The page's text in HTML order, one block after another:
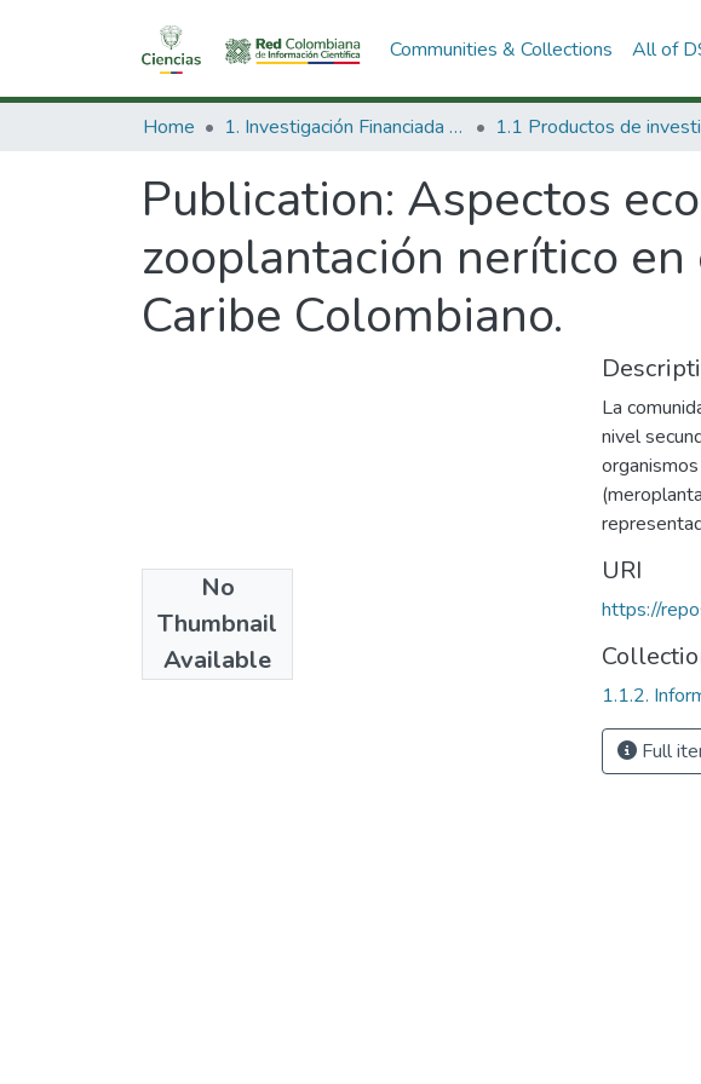
Communities & Collections All of
Home 1. Investigación Financiada con Recursos Públicos
Publication: Aspectos
zooplantación nerítico
Caribe Colombiano.
No
Thumbnail
Available
1994
La
nivel
URI
https://
1.1.2.
Full